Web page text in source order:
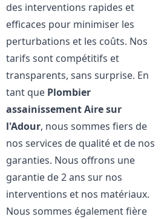
des interventions rapides et
efficaces pour minimiser les
perturbations et les coûts. Nos
tarifs sont compétitifs et
transparents, sans surprise. En
tant que Plombier
assainissementAire sur
l'Adour, nous sommes fiers de
nos services de qualité et de nos
garanties. Nous offrons une
garantie de 2 ans sur nos
interventions et nos matériaux.
Nous sommes également fière